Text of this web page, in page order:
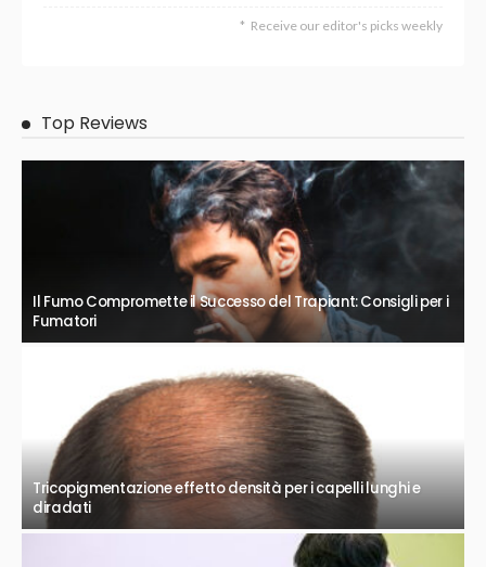
Receive our editor's picks weekly
Top Reviews
Il Fumo Compromette il Successo del Trapiant: Consigli per i
Fumatori
Tricopigmentazione effetto densità per i capelli lunghi e
diradati